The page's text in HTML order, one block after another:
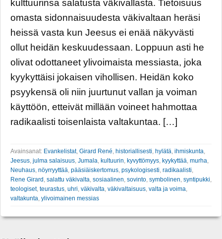
kulttuurinsa salatusta väkivallasta. Tietoisuus
omasta sidonnaisuudesta väkivaltaan heräsi
heissä vasta kun Jeesus ei enää näkyvästi
ollut heidän keskuudessaan. Loppuun asti he
olivat odottaneet ylivoimaista messiasta, joka
kyykyttäisi jokaisen vihollisen. Heidän koko
psyykensä oli niin juurtunut vallan ja voiman
käyttöön, etteivät millään voineet hahmottaa
radikaalisti toisenlaista valtakuntaa. […]
Avainsanat: Evankelistat, Girard René historiallisesti hylätä ihmiskunta
Jeesus julma salaisuus Jumala kultuurin kyvyttömyys kyykyttää murha
Neuhaus nöyrryyttää pääsiäiskertomus psykologisesti radikaalisti
Rene Girard salattu väkivalta sosiaalinen sovinto symbolinen syntipukki
teologiset, teurastus uhri väkivalta väkivaltaisuus valta ja voima
valtakunta ylivoimainen messias